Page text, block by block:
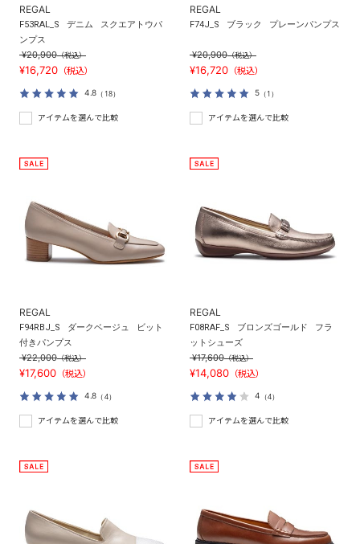
REGAL
F53RAL_S デニム
スクエアトウパ
ンプス
¥20,900（税込）
¥16,720 （税込）
4.8 （18）
アイテムを選んで比較
REGAL
F74J_S ブラック プレーンパンプス
¥20,900（税込）
¥16,720 （税込）
5（1）
アイテムを選んで比較
REGAL
F94RBJ_S ダークベージュ
ビット
付きパンプス
¥22,000（税込）
¥17,600 （税込）
4.8 （4）
アイテムを選んで比較
REGAL
F08RAF_S ブロンズゴールド
フラ
ットシューズ
¥17,600（税込）
¥14,080 （税込）
4 （4）
アイテムを選んで比較